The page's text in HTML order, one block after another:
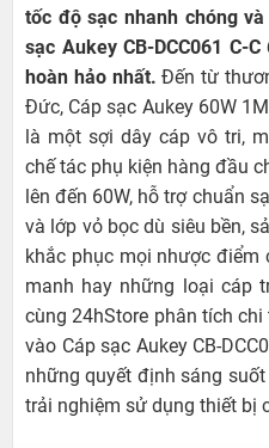
tốc độ sạc nhanh chóng
sạc Aukey CB-DCC061 C-
hoàn hảo nhất. Đến từ
Đức, Cáp sạc Aukey 60W
là một sợi dây cáp vô tri,
chế tác phụ kiện hàng đầu
lên đến 60W, hỗ trợ chuẩn
và lớp vỏ bọc dù siêu bền,
khắc phục mọi nhược điểm
manh hay những loại cáp
cùng 24hStore phân tích
vào Cáp sạc Aukey CB-
những quyết định sáng
trải nghiệm sử dụng thiết bị